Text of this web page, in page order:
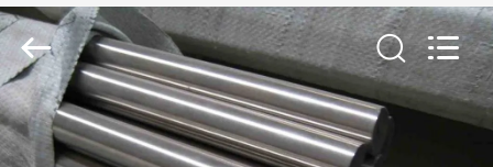
বাড়ি
Guanglu
Special
Steel
Co.,
All
Rights
Reserved.